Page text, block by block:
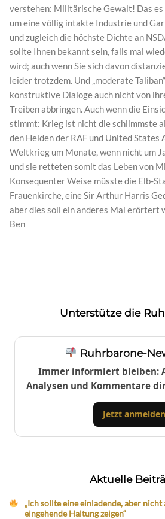
verstehen: Militärische Gewalt! Das
um eine völlig intakte Industrie und
und zugleich die höchste Dichte an
sollte Ihnen bekannt sein, falls mal
wird; auch wenn Sie sich davon
leider trotzdem. Und „moderate
konstruktive Dialoge auch nicht von
Treiben abbringen. Auch wenn die
stimmt: Krieg ist nicht die schlimmste
den Helden der RAF und United States
Weltkrieg um Monate, wenn nicht um
und sie retteten somit das Leben von
Konsequenter Weise müsste die Elb-
Frauenkirche, eine Sir Arthur Harris
aber dies soll ein anderes Mal erörtert
Ben
Unterstütze die
Ruhrbarone-
Immer informiert bleiben:
Analysen und Kommentare
Jetzt anmelden
Aktuelle
„Ich sollte eine einladende, aber
eingehende Haltung zeigen“